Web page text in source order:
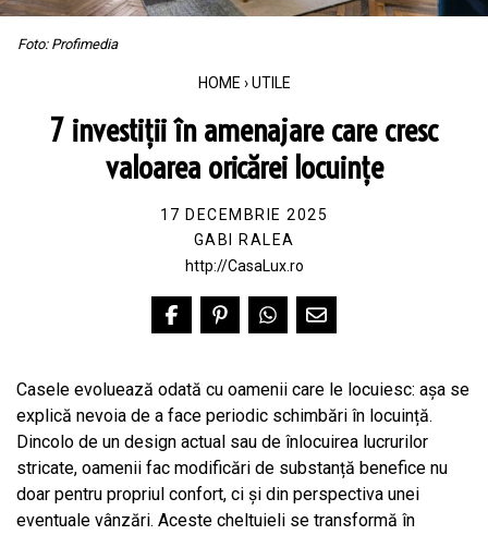
Foto: Profimedia
HOME › UTILE
7 investiții în amenajare care cresc
valoarea oricărei locuințe
17 DECEMBRIE 2025
GABI RALEA
http://CasaLux.ro
Casele evoluează odată cu oamenii care le locuiesc: așa se
explică nevoia de a face periodic schimbări în locuință.
Dincolo de un design actual sau de înlocuirea lucrurilor
stricate, oamenii fac modificări de substanță benefice nu
doar pentru propriul confort, ci și din perspectiva unei
eventuale vânzări. Aceste cheltuieli se transformă în